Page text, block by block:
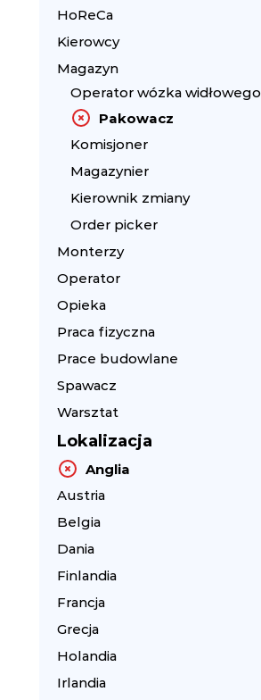
HoReCa
Kierowcy
Magazyn
Operator wózka widłowego
Pakowacz
Komisjoner
Magazynier
Kierownik zmiany
Order picker
Monterzy
Operator
Opieka
Praca fizyczna
Prace budowlane
Spawacz
Warsztat
Lokalizacja
Anglia
Austria
Belgia
Dania
Finlandia
Francja
Grecja
Holandia
Irlandia